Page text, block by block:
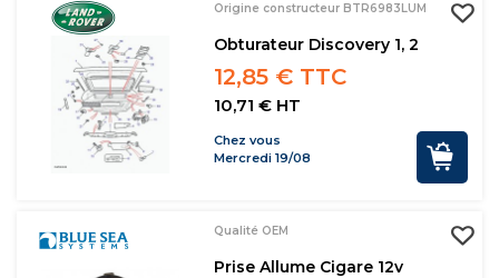
Origine constructeur BTR6983LUM
Obturateur Discovery 1, 2
12,85 € TTC
10,71 € HT
Chez vous
Mercredi 19/08
Qualité OEM
Prise Allume Cigare 12v